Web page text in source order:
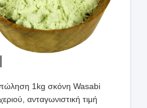
1kg σκόνη Wasabi
ανταγωνιστική τιμή